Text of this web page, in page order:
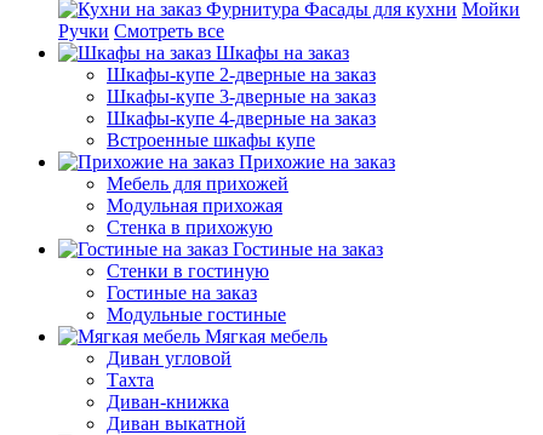
Фурнитура Фасады для кухни Мойки
Ручки Смотреть все
Шкафы на заказ
Шкафы-купе 2-дверные на заказ
Шкафы-купе 3-дверные на заказ
Шкафы-купе 4-дверные на заказ
Встроенные шкафы купе
Прихожие на заказ
Мебель для прихожей
Модульная прихожая
Стенка в прихожую
Гостиные на заказ
Стенки в гостиную
Гостиные на заказ
Модульные гостиные
Мягкая мебель
Диван угловой
Тахта
Диван-книжка
Диван выкатной